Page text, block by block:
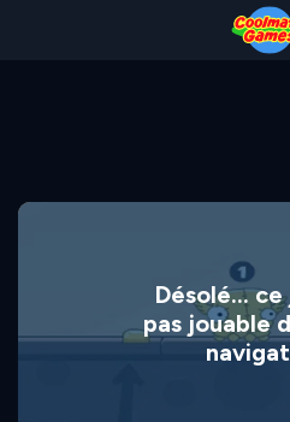
Désolé...
pas jouable